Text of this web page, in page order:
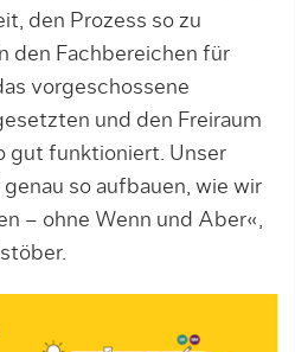
den Prozess so zu
den Fachbereichen für
vorgeschossene
und den Freiraum
gut funktioniert. Unser
genau so aufbauen, wie wir
– ohne Wenn und Aber«,